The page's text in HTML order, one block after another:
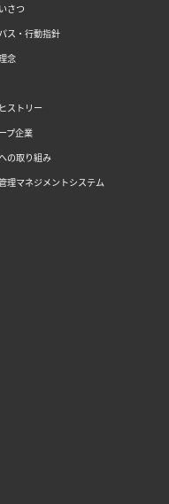
さつ
ス・行動指針
念
ストリー
プ企業
の取り組み
理マネジメントシステム